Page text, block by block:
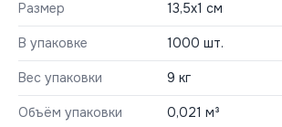
Размер 13,5х1 см
В упаковке 1000 шт.
Вес упаковки 9 кг
Объём упаковки 0,021 м³